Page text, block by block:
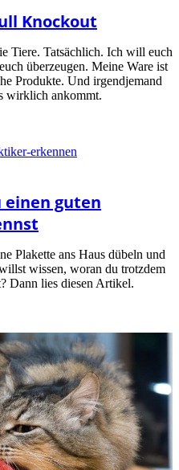
Knockout
Tiere. Tatsächlich. Ich will euch
überzeugen. Meine Ware ist
Produkte. Und irgendjemand
wirklich ankommt.
einen guten
Plakette ans Haus dübeln und
wissen, woran du trotzdem
Dann lies diesen Artikel.